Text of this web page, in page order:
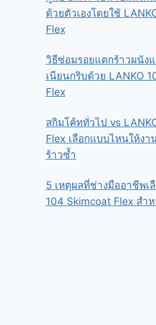
ด้วยตัวเองโดยใช้
Flex
วิธีซ่อมรอยแตกร้าวผนัง
เนียนกริบด้วย LANKO
Flex
สกิมโค้ททั่วไป vs
Flex เลือกแบบไหนให้ง
ร้าวซ้ำ
5 เหตุผลที่ช่างมืออาชีพเ
104 Skimcoat Flex สำ